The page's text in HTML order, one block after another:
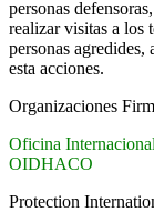
personas
realizar visitas a los
personas
esta acciones.
Organizaciones
Oficina
OIDHACO
Protection